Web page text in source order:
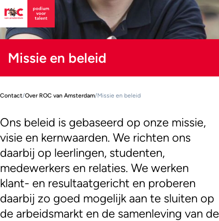
Missie en beleid
Contact/Over ROC van Amsterdam/Missie en beleid
Ons beleid is gebaseerd op onze missie,
visie en kernwaarden. We richten ons
daarbij op leerlingen, studenten,
medewerkers en relaties. We werken
klant- en resultaatgericht en proberen
daarbij zo goed mogelijk aan te sluiten op
de arbeidsmarkt en de samenleving van de